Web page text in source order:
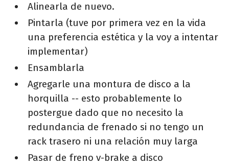
Alinearla de nuevo.
Pintarla (tuve por primera vez en la vida
una preferencia estética y la voy a intentar
implementar)
Ensamblarla
Agregarle una montura de disco a la
horquilla -- esto probablemente lo
postergue dado que no necesito la
redundancia de frenado si no tengo un
rack trasero ni una relación muy larga
Pasar de freno v-brake a disco